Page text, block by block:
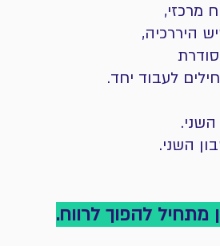
מרכזי,
היררכיה,
לעבוד יחד.
השני.
מתחיל להפוך לרווח.